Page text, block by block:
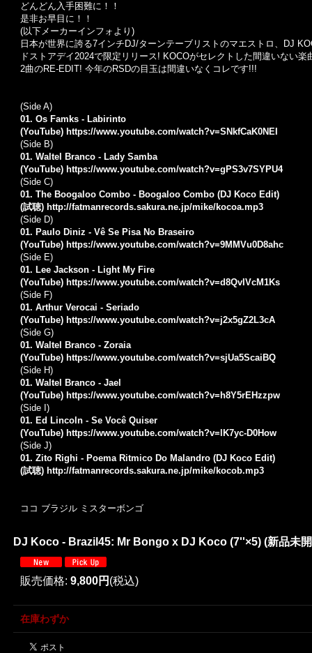
どんどん入手困難に！！
是非お早目に！！
(以下メーカーインフォより)
日本が世界に誇る7インチDJ/ターンテーブリストのマエストロ、DJ
ドストアデイ2024で限定リリース! KOCOがセレクトした間違いない
2曲のRE-EDIT! 今年のRSDの目玉は間違いなくコレです!!!
(Side A)
01. Os Famks - Labirinto
(YouTube) https://www.youtube.com/watch?v=SNkfCaK0NEI
(Side B)
01. Waltel Branco - Lady Samba
(YouTube) https://www.youtube.com/watch?v=gPS3v7SYPU4
(Side C)
01. The Boogaloo Combo - Boogaloo Combo (DJ Koco Edit)
(試聴) http://fatmanrecords.sakura.ne.jp/mike/kocoa.mp3
(Side D)
01. Paulo Diniz - Vê Se Pisa No Braseiro
(YouTube) https://www.youtube.com/watch?v=9MMVu0D8ahc
(Side E)
01. Lee Jackson - Light My Fire
(YouTube) https://www.youtube.com/watch?v=d8QvIVcM1Ks
(Side F)
01. Arthur Verocai - Seriado
(YouTube) https://www.youtube.com/watch?v=j2x5gZ2L3cA
(Side G)
01. Waltel Branco - Zoraia
(YouTube) https://www.youtube.com/watch?v=sjUa5ScaiBQ
(Side H)
01. Waltel Branco - Jael
(YouTube) https://www.youtube.com/watch?v=h8Y5rEHzzpw
(Side I)
01. Ed Lincoln - Se Você Quiser
(YouTube) https://www.youtube.com/watch?v=lK7yc-D0How
(Side J)
01. Zito Righi - Poema Ritmico Do Malandro (DJ Koco Edit)
(試聴) http://fatmanrecords.sakura.ne.jp/mike/kocob.mp3
ココ ブラジル ミスターボンゴ
DJ Koco - Brazil45: Mr Bongo x DJ Koco (7''×5) (新品未
販売価格: 9,800円 (税込)
在庫わずか